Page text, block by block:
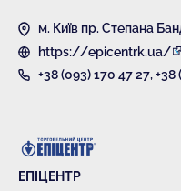
м. Київ пр. Степана
https://epicentrk.ua/
+38 (093) 170 47 27,+38
ЕПІЦЕНТР